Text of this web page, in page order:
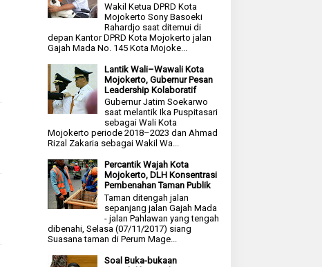
Wakil Ketua DPRD Kota
Mojokerto Sony Basoeki
Rahardjo saat ditemui di
depan Kantor DPRD Kota Mojokerto jalan
Gajah Mada No. 145 Kota Mojoke...
Lantik Wali–Wawali Kota
Mojokerto, Gubernur Pesan
Leadership Kolaboratif
Gubernur Jatim Soekarwo
saat melantik Ika Puspitasari
sebagai Wali Kota
Mojokerto periode 2018–2023 dan Ahmad
Rizal Zakaria sebagai Wakil Wa...
Percantik Wajah Kota
Mojokerto, DLH Konsentrasi
Pembenahan Taman Publik
Taman ditengah jalan
sepanjang jalan Gajah Mada
- jalan Pahlawan yang tengah
dibenahi, Selasa (07/11/2017) siang
Suasana taman di Perum Mage...
Soal Buka-bukaan